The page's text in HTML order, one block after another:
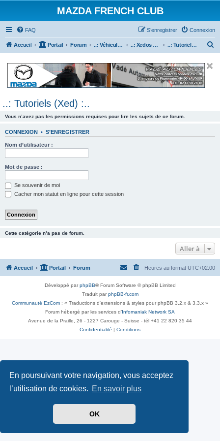
En poursuivant votre navigation, vous acceptez
l’utilisation de cookies. En savoir plus
OK
MAZDA FRENCH CLUB
FAQ Connexion
S’enregistrer
Accueil Portail Forum ..: Véhicules Mazda ancien (<2003) :.. ..: Xedos 6 & 9 :.. ..: Tutoriels (Xed) :..
e
..: Tutoriels (Xed) :..
Vous n’avez pas les permissions requises pour lire les sujets de ce forum.
CONNEXION • S’ENREGISTRER
Nom d’utilisateur :
Mot de passe :
Se souvenir de moi
Cacher mon statut en ligne pour cette session
Cette catégorie n’a pas de forum.
Aller à
Accueil Portail Forum Heures au format UTC+02:00
Développé parphpBB® Forum Software © phpBB Limited
Traduit parphpBB-fr.com
Communauté EzCom : « Traductions d'extensions & styles pour phpBB 3.2.x & 3.3.x »
Forum hébergé par les services d’ Infomaniak Network SA
Avenue de la Praille, 26 - 1227 Carouge - Suisse - tél +41 22 820 35 44
Confidentialité
Conditions